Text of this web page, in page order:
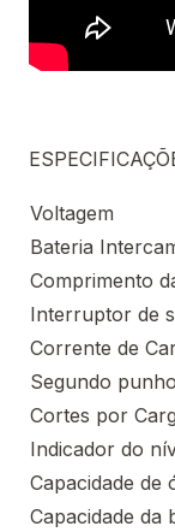
Voltagem
Bateria
Comprimento
Interruptor de
Corrente de
Segundo punho
Cortes por
Indicador do
Capacidade de
Capacidade da